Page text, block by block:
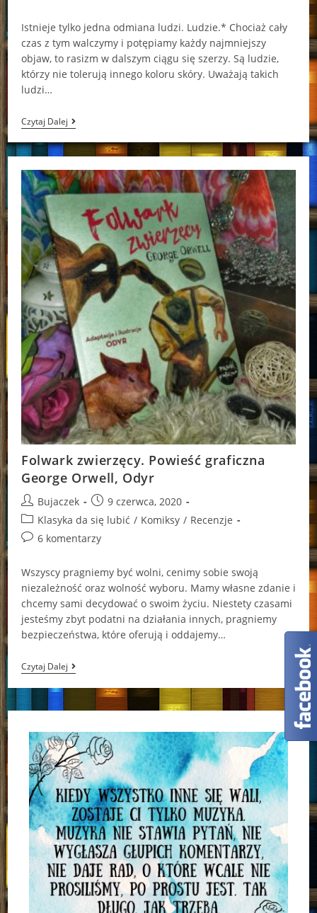
Istnieje tylko jedna odmiana ludzi. Ludzie.* Chociaż cały
czas z tym walczymy i potępiamy każdy najmniejszy
objaw, to rasizm w dalszym ciągu się szerzy. Są ludzie,
którzy nie tolerują innego koloru skóry. Uważają takich
ludzi…
Czytaj DalejZabić
Drozda.
Powieść
Graficzna
Lee
Folwark zwierzęcy. Powieść graficzna
George Orwell, Odyr
Post
author:
Bujaczek
Post
published:
9 czerwca, 2020
Post
category:
Klasyka da się lubić / Komiksy / Recenzje
Post6 komentarzy
Wszyscy pragniemy być wolni, cenimy sobie swoją
niezależność oraz wolność wyboru. Mamy własne zdanie i
chcemy sami decydować o swoim życiu. Niestety czasami
jesteśmy zbyt podatni na działania innych, pragniemy
bezpieczeństwa, które oferują i oddajemy…
Czytaj DalejFolwark
Zwierzęcy.
Powieść
Graficzna
George
Odyr